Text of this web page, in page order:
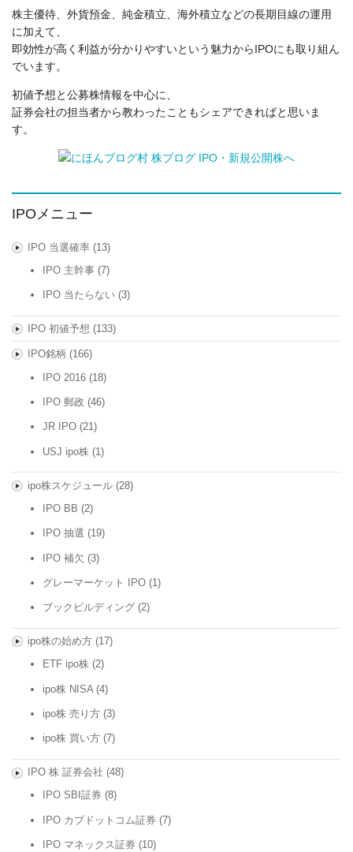
株主優待、外貨預金、純金積立、海外積立などの長期目線の運用
に加えて、
即効性が高く利益が分かりやすいという魅力からIPOにも取り組ん
でいます。
初値予想と公募株情報を中心に、
証券会社の担当者から教わったこともシェアできればと思いま
す。
IPOメニュー
IPO 当選確率(13)
IPO 主幹事 (7)
IPO 当たらない (3)
IPO 初値予想 (133)
IPO銘柄 (166)
IPO 2016 (18)
IPO 郵政 (46)
JR IPO (21)
USJ ipo株 (1)
ipo株スケジュール(28)
IPO BB (2)
IPO 抽選 (19)
IPO 補欠 (3)
グレーマーケット IPO (1)
ブックビルディング (2)
ipo株の始め方(17)
ETF ipo株 (2)
ipo株 NISA (4)
ipo株 売り方 (3)
ipo株 買い方 (7)
IPO 株 証券会社 (48)
IPO SBI証券 (8)
IPO カブドットコム証券 (7)
IPO マネックス証券 (10)